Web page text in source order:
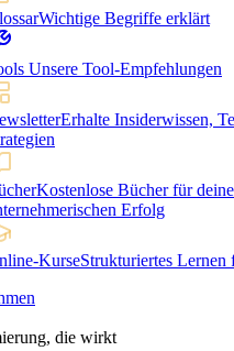
Wichtige Begriffe erklärt
Unsere Tool-Empfehlungen
Erhalte Insiderwissen,
Kostenlose Bücher für
Erfolg
KurseStrukturiertes
die wirkt